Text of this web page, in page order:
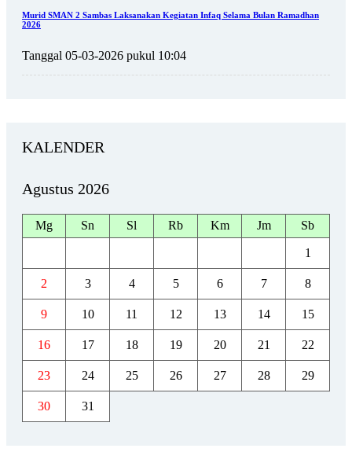
Murid SMAN 2 Sambas Laksanakan Kegiatan Infaq Selama Bulan Ramadhan
2026
Tanggal 05-03-2026 pukul 10:04
KALENDER
Agustus 2026
Mg Sn Sl Rb Km Jm Sb
1
2 3 4 5 6 7 8
9 10 11 12 13 14 15
16 17 18 19 20 21 22
23 24 25 26 27 28 29
30 31